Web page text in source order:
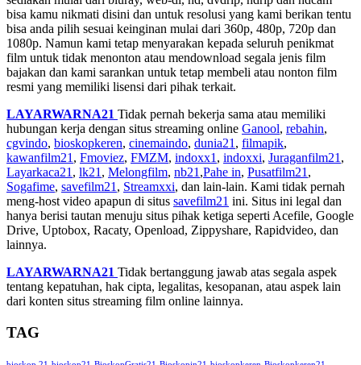
bisa kamu nikmati disini dan untuk resolusi yang kami berikan tentu
bisa anda pilih sesuai keinginan mulai dari 360p, 480p, 720p dan
1080p. Namun kami tetap menyarakan kepada seluruh penikmat
film untuk tidak menonton atau mendownload segala jenis film
bajakan dan kami sarankan untuk tetap membeli atau nonton film
resmi yang memiliki lisensi dari pihak terkait.
LAYARWARNA21 Tidak pernah bekerja sama atau memiliki
hubungan kerja dengan situs streaming online Ganool, rebahin,
cgvindo, bioskopkeren, cinemaindo, dunia21 , filmapik,
kawanfilm21 , Fmoviez, FMZM, indoxx1 , indoxxi, Juraganfilm21 ,
Layarkaca21 , lk21 , Melongfilm, nb21 ,Pahe in, Pusatfilm21 ,
Sogafime, savefilm21 , Streamxxi, dan lain-lain. Kami tidak pernah
meng-host video apapun di situs savefilm21 ini. Situs ini legal dan
hanya berisi tautan menuju situs pihak ketiga seperti Acefile, Google
Drive, Uptobox, Racaty, Openload, Zippyshare, Rapidvideo, dan
lainnya.
LAYARWARNA21 Tidak bertanggung jawab atas segala aspek
tentang kepatuhan, hak cipta, legalitas, kesopanan, atau aspek lain
dari konten situs streaming film online lainnya.
TAG